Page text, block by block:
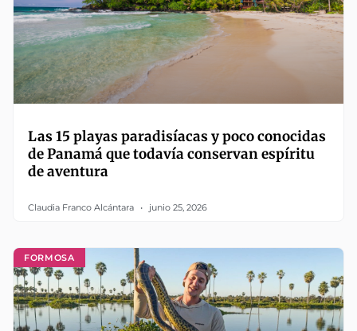
Las 15 playas paradisíacas y poco conocidas
de Panamá que todavía conservan espíritu
de aventura
Claudia Franco Alcántara junio 25, 2026
FORMOSA